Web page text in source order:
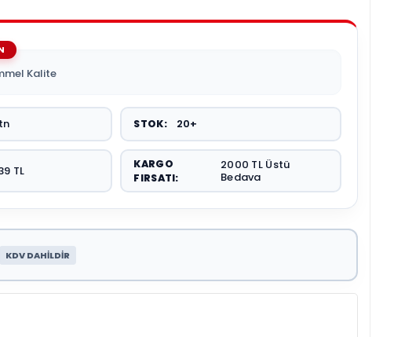
Kalite
STOK: 20+
TL
KARGO
FIRSATI:
2000 TL Üstü
Bedava
KDV DAHİLDİR